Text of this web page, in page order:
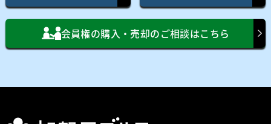
会員権の購入・売却のご相談はこちら